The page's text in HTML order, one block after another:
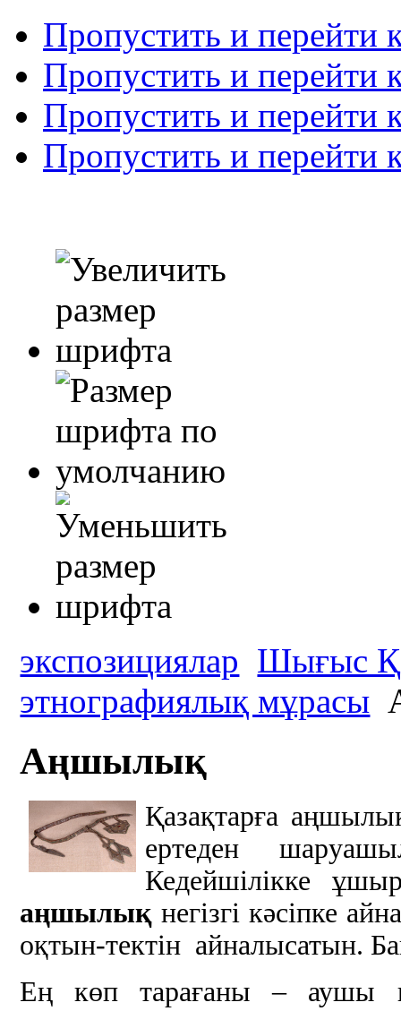
Пропустить и перейти
Пропустить и перейти
Пропустить и перейти
Пропустить и перейти
экспозициялар Шығыс
этнографиялық мұрасы
Аңшылық
Қазақтарға
ертеден
Кедейшілікке
аңшылықнегізгі кәсіпке
оқтын-тектін айналысатын.
Ең көп тарағаны – аушы